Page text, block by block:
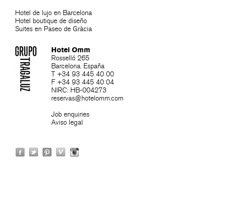
Hotel de lujo en Barcelona
Hotel boutique de diseño
Suites en Paseo de Gràcia
Hotel Omm
Rosselló 265
Barcelona. España
T +34 93 445 40 00
F +34 93 445 40 04
NIRC: HB-004273
reservas@hotelomm.com
Job enquiries
Aviso legal